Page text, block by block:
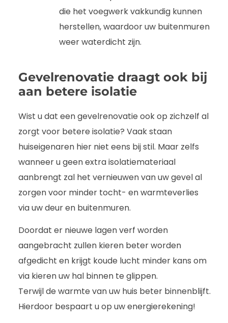
die het voegwerk vakkundig kunnen
herstellen, waardoor uw buitenmuren
weer waterdicht zijn.
Gevelrenovatie draagt ook bij
aan betere isolatie
Wist u dat een gevelrenovatie ook op zichzelf al
zorgt voor betere isolatie? Vaak staan
huiseigenaren hier niet eens bij stil. Maar zelfs
wanneer u geen extra isolatiemateriaal
aanbrengt zal het vernieuwen van uw gevel al
zorgen voor minder tocht- en warmteverlies
via uw deur en buitenmuren.
Doordat er nieuwe lagen verf worden
aangebracht zullen kieren beter worden
afgedicht en krijgt koude lucht minder kans om
via kieren uw hal binnen te glippen.
Terwijl de warmte van uw huis beter binnenblijft.
Hierdoor bespaart u op uw energierekening!